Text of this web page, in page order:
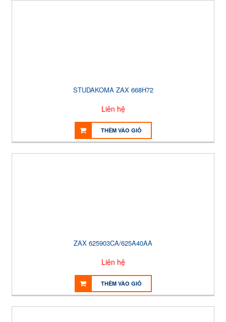
STUDAKOMA ZAX 668H72
Liên hệ
THÊM VÀO GIỎ
ZAX 625903CA/625A40AA
Liên hệ
THÊM VÀO GIỎ